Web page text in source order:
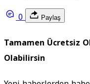
0 Paylaş
Tamamen Ücretsiz
Olabilirsin